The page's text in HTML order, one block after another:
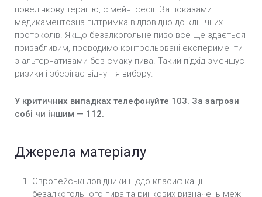
поведінкову терапію, сімейні сесії. За показами —
медикаментозна підтримка відповідно до клінічних
протоколів. Якщо безалкогольне пиво все ще здається
привабливим, проводимо контрольовані експерименти
з альтернативами без смаку пива. Такий підхід зменшує
ризики і зберігає відчуття вибору.
У критичних випадках телефонуйте 103. За загрози
собі чи іншим — 112.
Джерела матеріалу
Європейські довідники щодо класифікації
безалкогольного пива та ринкових визначень межі